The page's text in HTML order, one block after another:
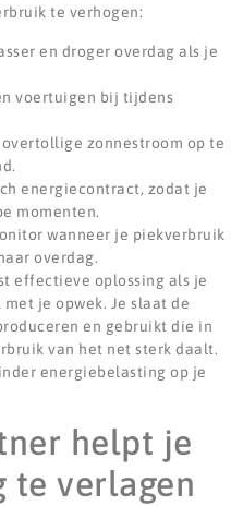
te verhogen:
en droger overdag als je
voertuigen bij tijdens
zonnestroom op te
energiecontract, zodat je
momenten.
wanneer je piekverbruik
overdag.
effectieve oplossing als je
je opwek. Je slaat de
en gebruikt die in
van het net sterk daalt.
energiebelasting op je
helpt je
te verlagen